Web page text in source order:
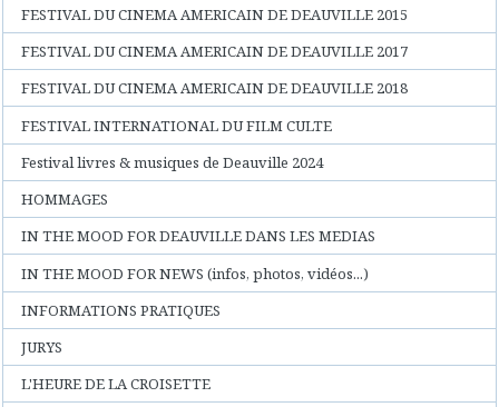
FESTIVAL DU CINEMA AMERICAIN DE DEAUVILLE 2015
FESTIVAL DU CINEMA AMERICAIN DE DEAUVILLE 2017
FESTIVAL DU CINEMA AMERICAIN DE DEAUVILLE 2018
FESTIVAL INTERNATIONAL DU FILM CULTE
Festival livres & musiques de Deauville 2024
HOMMAGES
IN THE MOOD FOR DEAUVILLE DANS LES MEDIAS
IN THE MOOD FOR NEWS (infos, photos, vidéos...)
INFORMATIONS PRATIQUES
JURYS
L'HEURE DE LA CROISETTE